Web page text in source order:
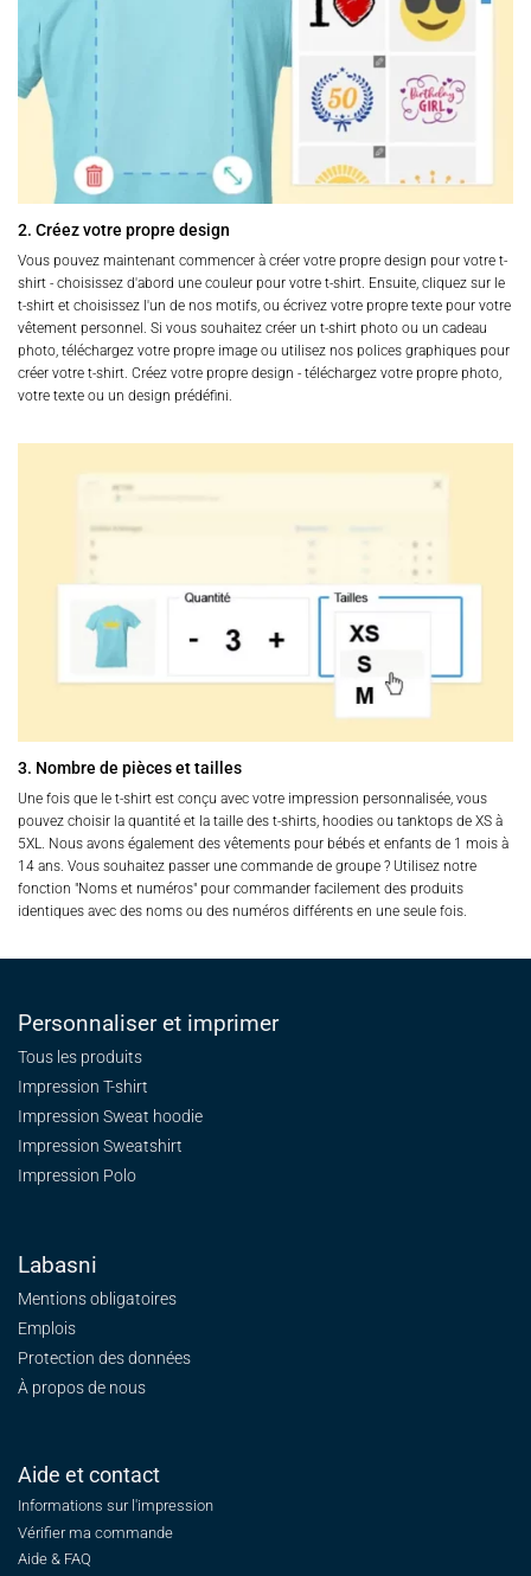
2. Créez votre propre design
Vous pouvez maintenant commencer à créer votre propre design pour votre t-
shirt - choisissez d'abord une couleur pour votre t-shirt. Ensuite, cliquez sur le
t-shirt et choisissez l'un de nos motifs, ou écrivez votre propre texte pour votre
vêtement personnel. Si vous souhaitez créer un t-shirt photo ou un cadeau
photo, téléchargez votre propre image ou utilisez nos polices graphiques pour
créer votre t-shirt. Créez votre propre design - téléchargez votre propre photo,
votre texte ou un design prédéfini.
3. Nombre de pièces et tailles
Une fois que le t-shirt est conçu avec votre impression personnalisée, vous
pouvez choisir la quantité et la taille des t-shirts, hoodies ou tanktops de XS à
5XL. Nous avons également des vêtements pour bébés et enfants de 1 mois à
14 ans. Vous souhaitez passer une commande de groupe ? Utilisez notre
fonction "Noms et numéros" pour commander facilement des produits
identiques avec des noms ou des numéros différents en une seule fois.
Personnaliser et imprimer
Tous les produits
Impression T-shirt
Impression Sweat hoodie
Impression Sweatshirt
Impression Polo
Labasni
Mentions obligatoires
Emplois
Protection des données
À propos de nous
Aide et contact
Informations sur l'impression
Vérifier ma commande
Aide & FAQ